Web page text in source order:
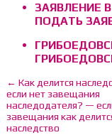
ЗАЯВЛЕНИЕ
ПОДАТЬ
← Как делится
если нет завещания
наследодателя? —
завещания как
наследство